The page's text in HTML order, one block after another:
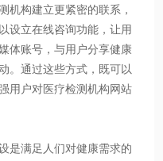
构建立更紧密的联系，
设立在线咨询功能，让用
体账号，与用户分享健康
通过这些方式，既可以
用户对医疗检测机构网站
是满足人们对健康需求的